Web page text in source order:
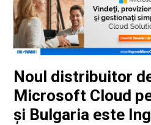
Noul distribuitor
Microsoft Cloud
și Bulgaria este